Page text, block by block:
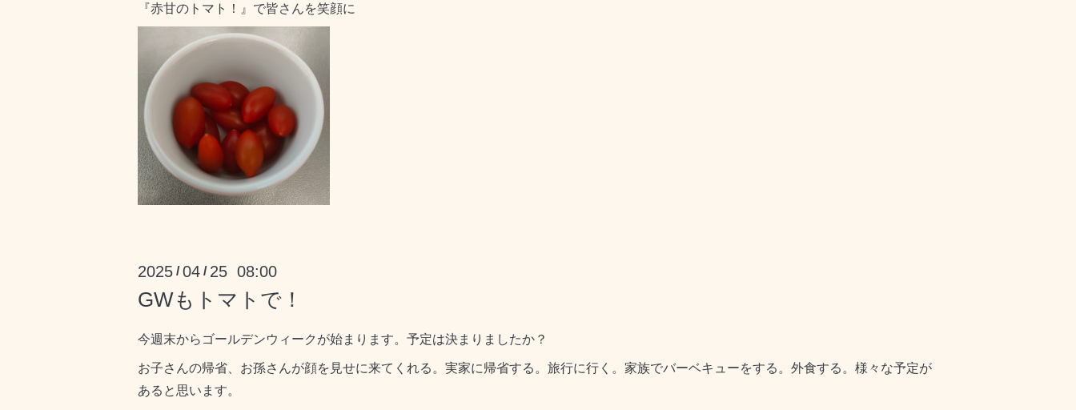
『赤甘のトマト！』で皆さんを笑顔に
2025 /04 / 25 08:00
GWもトマトで！
今週末からゴールデンウィークが始まります。予定は決まりましたか？
お子さんの帰省、お孫さんが顔を見せに来てくれる。実家に帰省する。旅行に行く。家族でバーベキューをする。外食する。様々な予定が
あると思います。